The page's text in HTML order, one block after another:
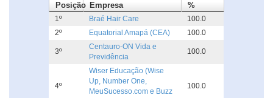
Posição Empresa %
1º Braé Hair Care
100.0
2º
Equatorial Amapá (CEA) 100.0
3º
Centauro-ON Vida e
Previdência
100.0
4º
Wiser Educação (Wise
Up, Number One,
MeuSucesso.com e Buzz
100.0